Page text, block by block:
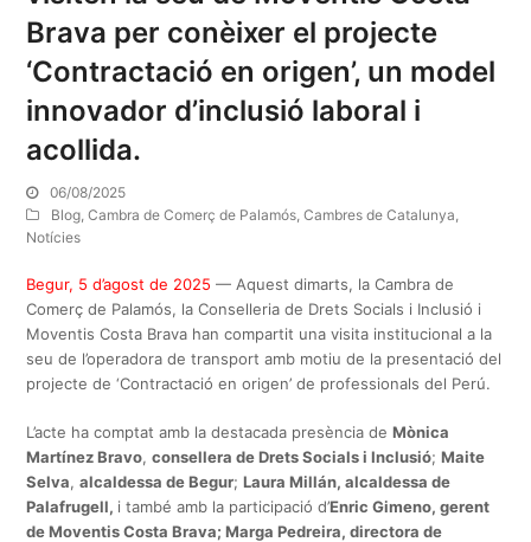
Brava per conèixer el projecte
‘Contractació en origen’, un model
innovador d’inclusió laboral i
acollida.
06/08/2025
Blog ,Cambra de Comerç de Palamós ,Cambres de Catalunya
Notícies
Begur, 5 d’agost de 2025 — Aquest dimarts, la Cambra de
Comerç de Palamós, la Conselleria de Drets Socials i Inclusió i
Moventis Costa Brava han compartit una visita institucional a la
seu de l’operadora de transport amb motiu de la presentació del
projecte de ‘Contractació en origen’ de professionals del Perú.
L’acte ha comptat amb la destacada presència deMònica
Martínez Bravo,consellera de Drets Socials i Inclusió;Maite
Selva,alcaldessa de Begur;Laura Millán, alcaldessa de
Palafrugell, i també amb la participació d’Enric Gimeno, gerent
de Moventis Costa Brava; Marga Pedreira, directora de